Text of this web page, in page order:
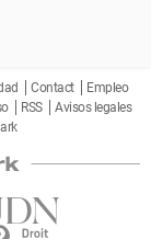
Contact
Empleo
RSS
Avisos legales